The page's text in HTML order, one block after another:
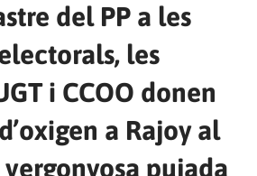
del PP a les
les
i CCOO donen
a Rajoy al
pujada